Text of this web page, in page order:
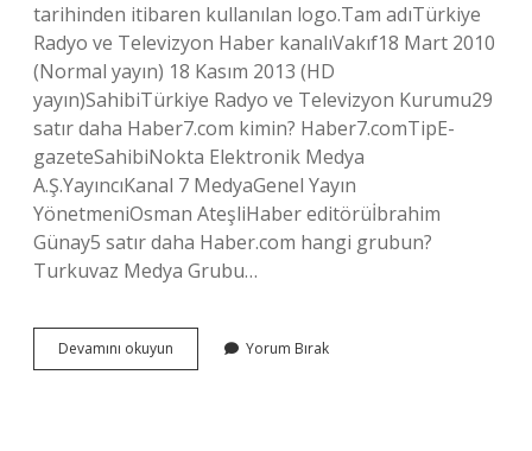
tarihinden itibaren kullanılan logo.Tam adıTürkiye
Radyo ve Televizyon Haber kanalıVakıf18 Mart 2010
(Normal yayın) 18 Kasım 2013 (HD
yayın)SahibiTürkiye Radyo ve Televizyon Kurumu29
satır daha Haber7.com kimin? Haber7.comTipE-
gazeteSahibiNokta Elektronik Medya
A.Ş.YayıncıKanal 7 MedyaGenel Yayın
YönetmeniOsman AteşliHaber editörüİbrahim
Günay5 satır daha Haber.com hangi grubun?
Turkuvaz Medya Grubu…
Devamını okuyun
Dakika
Yorum Bırak